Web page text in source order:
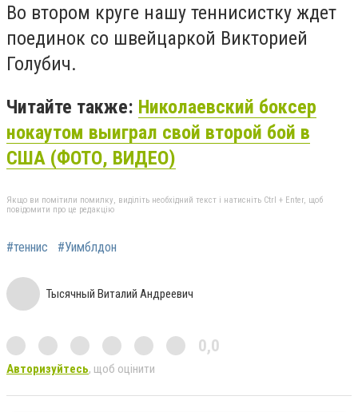
Во втором круге нашу теннисистку ждет
поединок со швейцаркой Викторией
Голубич.
Читайте также: Николаевский боксер
нокаутом выиграл свой второй бой в
США (ФОТО, ВИДЕО)
Якщо ви помітили помилку, виділіть необхідний текст і натисніть Ctrl + Enter, щоб
повідомити про це редакцію
#теннис #Уимблдон
Тысячный Виталий Андреевич
0,0
Авторизуйтесь, щоб оцінити